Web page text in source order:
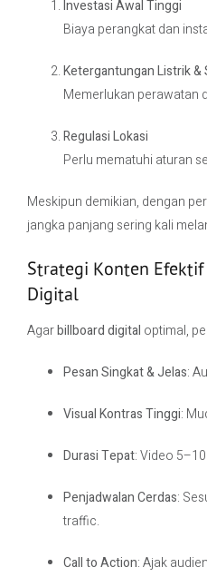
Investasi Awal Tinggi
Biaya perangkat dan
Ketergantungan Listrik &
Memerlukan perawatan
Regulasi Lokasi
Perlu mematuhi aturan
Meskipun demikian, dengan
jangka panjang sering kali
Strategi Konten
Digital
Agarbillboard digital optimal,
Pesan Singkat & Jelas:
Visual Kontras Tinggi:
Durasi Tepat: Video
Penjadwalan Cerdas:
traffic.
Call to Action: Ajak